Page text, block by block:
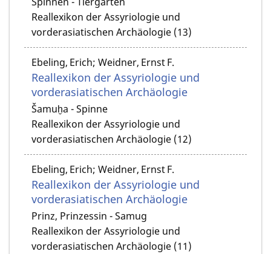
Reallexikon der Assyriologie und
vorderasiatischen Archäologie (13)
Ebeling, Erich; Weidner, Ernst F.
Reallexikon der Assyriologie und
vorderasiatischen Archäologie
Šamuḫa - Spinne
Reallexikon der Assyriologie und
vorderasiatischen Archäologie (12)
Ebeling, Erich; Weidner, Ernst F.
Reallexikon der Assyriologie und
vorderasiatischen Archäologie
Prinz, Prinzessin - Samug
Reallexikon der Assyriologie und
vorderasiatischen Archäologie (11)